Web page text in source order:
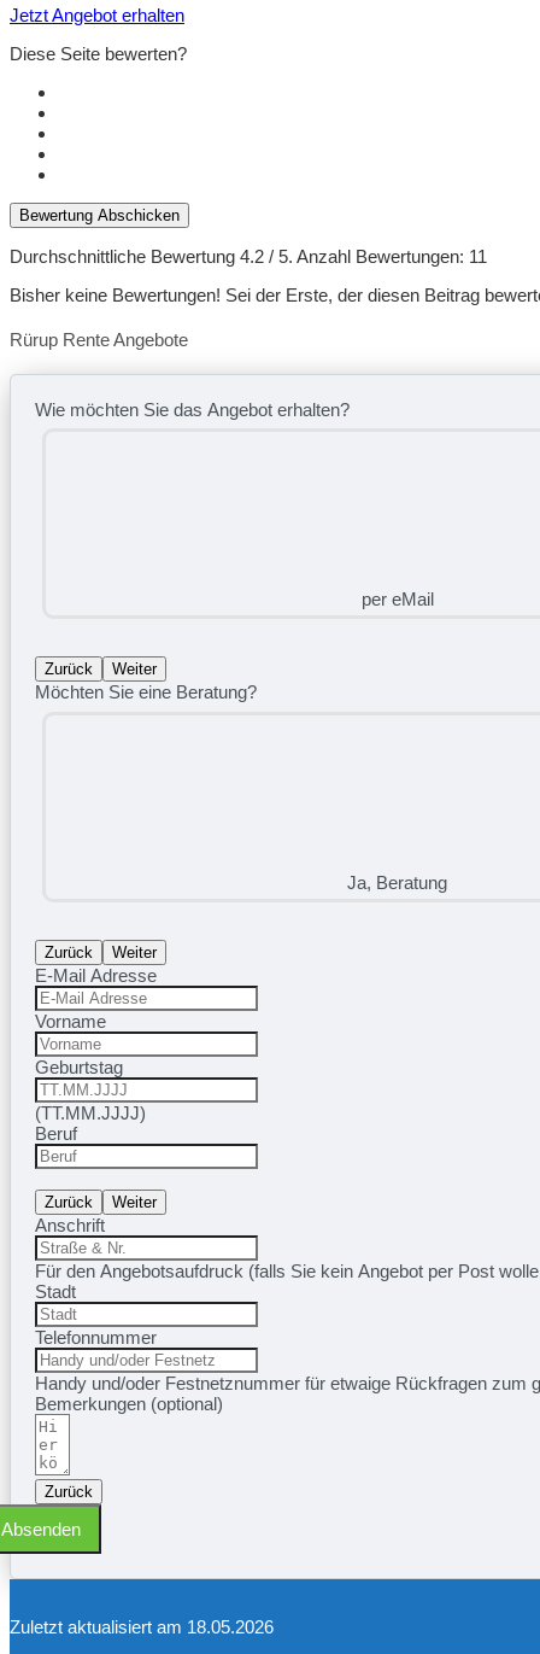
Jetzt Angebot erhalten
Diese Seite bewerten?
Bewertung Abschicken
Durchschnittliche Bewertung 4.2 / 5. Anzahl Bewertungen: 11
Bisher keine Bewertungen! Sei der Erste, der diesen Beitrag
Rürup Rente Angebote
Wie möchten Sie das Angebot erhalten?
per eMail
Zurück Weiter
Möchten Sie eine Beratung?
Ja, Beratung
Zurück Weiter
E-Mail Adresse
Vorname
Geburtstag
(TT.MM.JJJJ)
Beruf
Zurück Weiter
Anschrift
Für den Angebotsaufdruck (falls Sie kein Angebot per Post
Stadt
Telefonnummer
Handy und/oder Festnetznummer für etwaige Rückfragen zum
Bemerkungen (optional)
Zurück
Absenden
Zuletzt aktualisiert am 18.05.2026